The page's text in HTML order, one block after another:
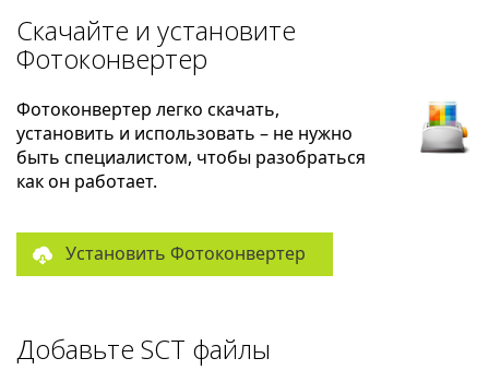
Скачайте и установите
Фотоконвертер
Фотоконвертер легко скачать,
установить и использовать – не нужно
быть специалистом, чтобы разобраться
как он работает.
Установить Фотоконвертер
Добавьте SCT файлы